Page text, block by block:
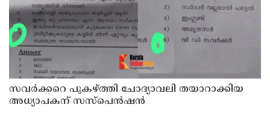
സവര്‍ക്കറെ പുകഴ്ത്തി ചോദ്യാവലി തയാറാക്കിയ
അധ്യാപകന് സസ്‌പെന്‍ഷന്‍